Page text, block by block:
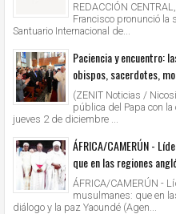
REDACCIÓN
Francisco pronunció la
Santuario Internacional de...
Paciencia y encuentro:
obispos, sacerdotes,
(ZENIT Noticias /
pública del Papa con
jueves 2 de diciembre ...
ÁFRICA/CAMERÚN -
que en las regiones
ÁFRICA/CAMERÚN -
musulmanes: que en
diálogo y la paz Yaoundé (Agen...